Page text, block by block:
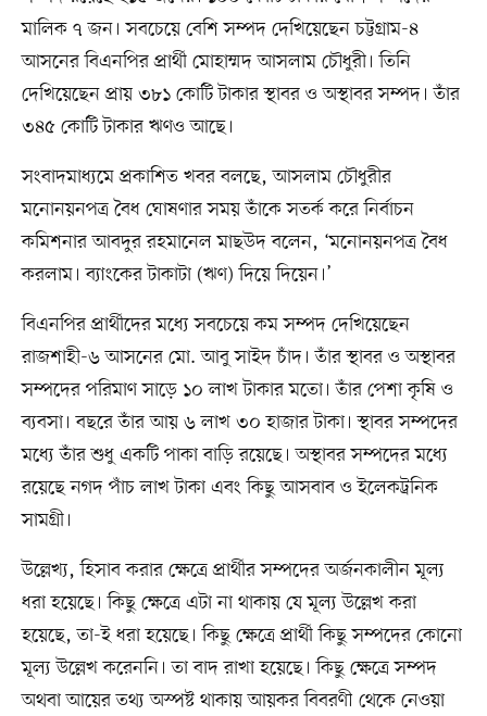
মালিক ৭ জন। সবচেয়ে বেশি সম্পদ দেখিয়েছেন চট্টগ্রাম-৪
আসনের বিএনপির প্রার্থী মোহাম্মদ আসলাম চৌধুরী। তিনি
দেখিয়েছেন প্রায় ৩৮১ কোটি টাকার স্থাবর ও অস্থাবর সম্পদ। তাঁর
৩৪৫ কোটি টাকার ঋণও আছে।
সংবাদমাধ্যমে প্রকাশিত খবর বলছে, আসলাম চৌধুরীর
মনোনয়নপত্র বৈধ ঘোষণার সময় তাঁকে সতর্ক করে নির্বাচন
কমিশনার আবদুর রহমানেল মাছউদ বলেন, ‘মনোনয়নপত্র বৈধ
করলাম। ব্যাংকের টাকাটা (ঋণ) দিয়ে দিয়েন।’
বিএনপির প্রার্থীদের মধ্যে সবচেয়ে কম সম্পদ দেখিয়েছেন
রাজশাহী-৬ আসনের মো. আবু সাইদ চাঁদ। তাঁর স্থাবর ও অস্থাবর
সম্পদের পরিমাণ সাড়ে ১০ লাখ টাকার মতো। তাঁর পেশা কৃষি ও
ব্যবসা। বছরে তাঁর আয় ৬ লাখ ৩০ হাজার টাকা। স্থাবর সম্পদের
মধ্যে তাঁর শুধু একটি পাকা বাড়ি রয়েছে। অস্থাবর সম্পদের মধ্যে
রয়েছে নগদ পাঁচ লাখ টাকা এবং কিছু আসবাব ও ইলেকট্রনিক
সামগ্রী।
উল্লেখ্য, হিসাব করার ক্ষেত্রে প্রার্থীর সম্পদের অর্জনকালীন মূল্য
ধরা হয়েছে। কিছু ক্ষেত্রে এটা না থাকায় যে মূল্য উল্লেখ করা
হয়েছে, তা-ই ধরা হয়েছে। কিছু ক্ষেত্রে প্রার্থী কিছু সম্পদের কোনো
মূল্য উল্লেখ করেননি। তা বাদ রাখা হয়েছে। কিছু ক্ষেত্রে সম্পদ
অথবা আয়ের তথ্য অস্পষ্ট থাকায় আয়কর বিবরণী থেকে নেওয়া